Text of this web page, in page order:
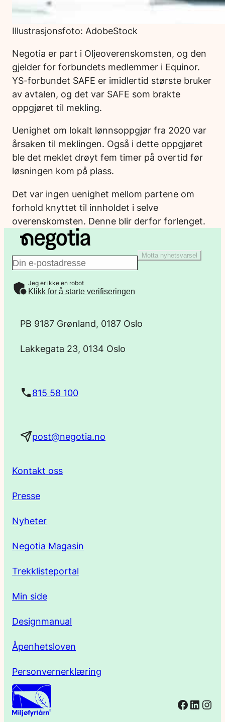
Illustrasjonsfoto: AdobeStock
Negotia er part i Oljeoverenskomsten, og den
gjelder for forbundets medlemmer i Equinor.
YS-forbundet SAFE er imidlertid største bruker
av avtalen, og det var SAFE som brakte
oppgjøret til mekling.
Uenighet om lokalt lønnsoppgjør fra 2020 var
årsaken til meklingen. Også i dette oppgjøret
ble det meklet drøyt fem timer på overtid før
løsningen kom på plass.
Det var ingen uenighet mellom partene om
forhold knyttet til innholdet i selve
overenskomsten. Denne blir derfor forlenget.
E
-
Motta nyhetsvarsel
Jeg er ikke en robot
Klikk for å starte verifiseringen
PB 9187 Grønland, 0187 Oslo
Lakkegata 23, 0134 Oslo
815 58 100
post@negotia.no
Kontakt oss
Presse
Nyheter
Negotia Magasin
Trekklisteportal
Min side
Designmanual
Åpenhetsloven
Personvernerklæring